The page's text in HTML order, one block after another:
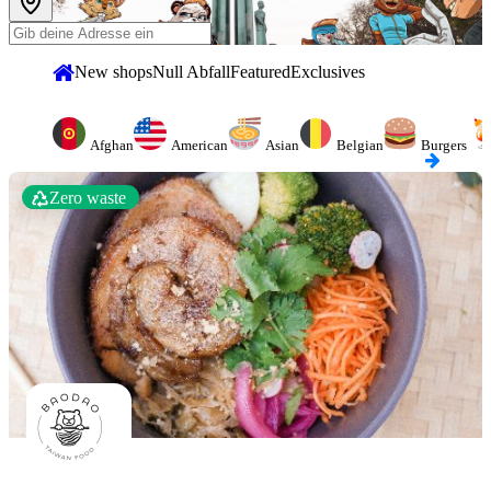
New shopsNull AbfallFeaturedExclusives
Afghan American Asian Belgian Burgers
Zero waste